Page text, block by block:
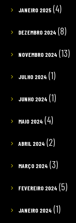
JANEIRO 2025(4)
DEZEMBRO 2024 (8)
NOVEMBRO 2024 (13)
JULHO 2024 (1)
JUNHO 2024 (1)
MAIO 2024 (4)
ABRIL 2024 (2)
MARÇO 2024 (3)
FEVEREIRO 2024 (5)
JANEIRO 2024 (1)